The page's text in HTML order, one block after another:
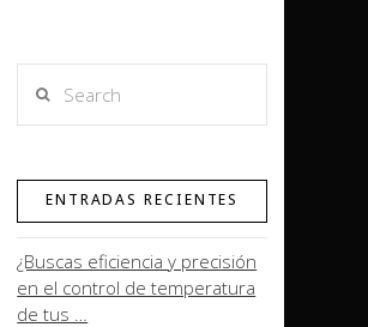
ENTRADAS RECIENTES
¿Buscas eficiencia y precisión
en el control de temperatura
de tus …